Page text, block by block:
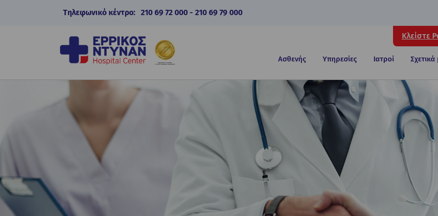
Τηλεφωνικό κέντρο: 210 69 72 000 - 210 69 79 000
Κλείστε
Ασθενής Υπηρεσίες Ιατροί